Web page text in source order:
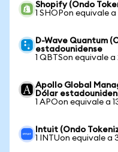
Shopify (Ondo
1 SHOPon equivale a
D-Wave Quantum
estadounidense
1 QBTSon equivale a
Apollo Global
Dólar
1 APOon equivale a
Intuit (Ondo
1 INTUon equivale a